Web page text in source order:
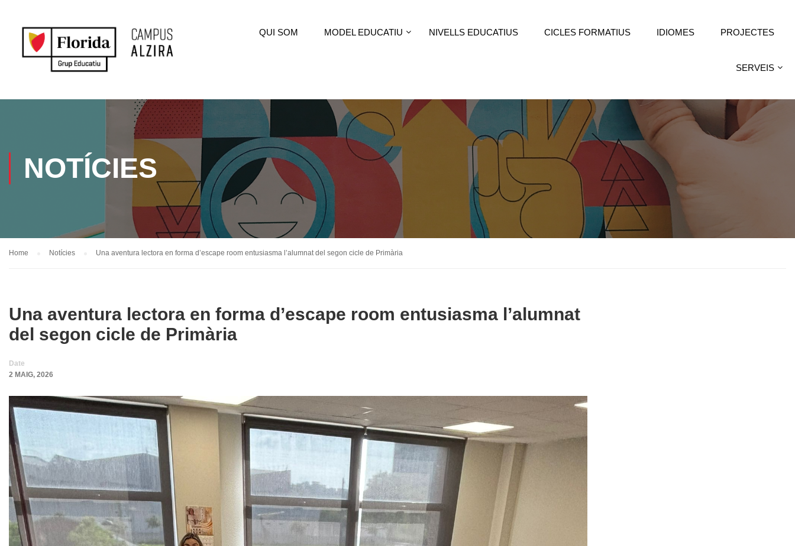
QUI SOM MODEL EDUCATIU NIVELLS EDUCATIUS CICLES FORMATIUS IDIOMES PROJECTES
SERVEIS
NOTÍCIES
Home Notícies Una aventura lectora en forma d’escape room entusiasma l’alumnat del segon cicle de Primària
Una aventura lectora en forma d’escape room entusiasma l’alumnat
del segon cicle de Primària
Date
2 MAIG, 2026